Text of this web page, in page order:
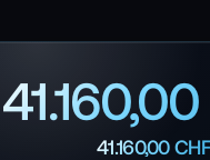
41.160,00 CHF